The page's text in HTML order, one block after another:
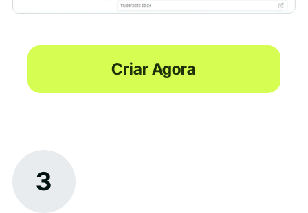
Criar Agora
3